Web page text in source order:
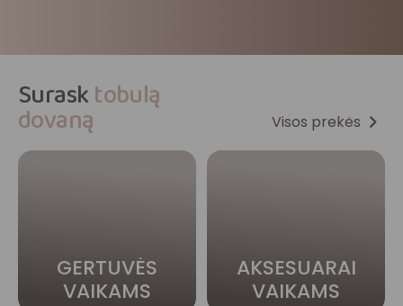
Surasktobulą
dovaną Visos prekės
GERTUVĖS
VAIKAMS
AKSESUARAI
VAIKAMS